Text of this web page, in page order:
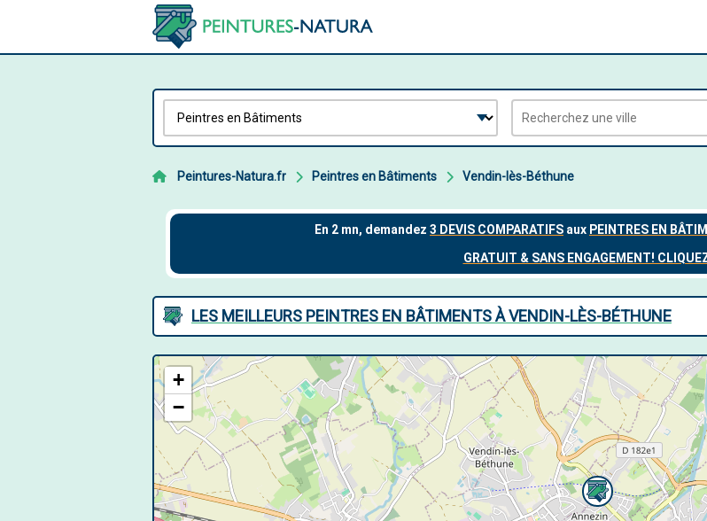
Peintures-Natura.fr Peintres en Bâtiments Vendin-lès-Béthune
LES MEILLEURS PEINTRES EN BÂTIMENTS À VENDIN-LÈS-BÉTHUNE
+
−